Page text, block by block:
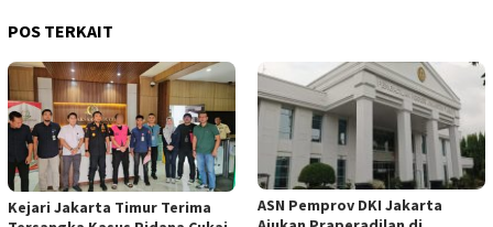
POS TERKAIT
Kejari Jakarta Timur Terima
ASN Pemprov DKI Jakarta